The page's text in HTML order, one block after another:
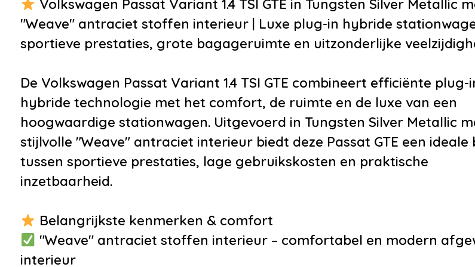
•Buitenspiegels elektrisch
verstel- en verwarmbaar
carrosseriekleur
•Centrale
deurvergrendeling met
afstandsbediening
•Dakrails
•Dimlichten automatisch
•Elektronisch Sper
Differentieel
•Getint glas
•
•
•
•
•
en achter
Volkswagen Passat Variant 1.4 TSI GTE in Tungsten Silver Metallic
"Weave" antraciet stoffen interieur | Luxe plug-in hybride
sportieve prestaties, grote bagageruimte en uitzonderlijke
De Volkswagen Passat Variant 1.4 TSI GTE combineert efficiënte plug-
hybride technologie met het comfort, de ruimte en de luxe van een
hoogwaardige stationwagen. Uitgevoerd in Tungsten Silver Metallic
stijlvolle "Weave" antraciet interieur biedt deze Passat GTE een ideale
tussen sportieve prestaties, lage gebruikskosten en praktische
inzetbaarheid.
Belangrijkste kenmerken & comfort
"Weave" antraciet stoffen interieur – comfortabel en modern
interieur